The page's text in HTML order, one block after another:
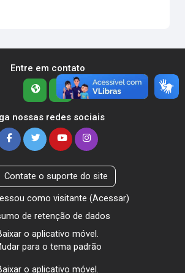
Entre em contato
nossas redes sociais
Contate o suporte do site
como visitante (Acessar)
de retenção de dados
o aplicativo móvel.
para o tema padrão
o aplicativo móvel.